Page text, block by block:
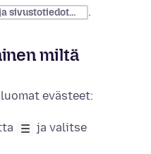
sivustotiedot... .
miltä
evästeet:
ja valitse